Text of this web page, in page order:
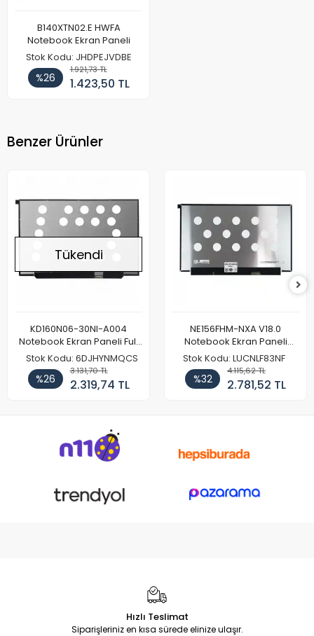
B140XTN02.E HWFA
Notebook Ekran Paneli
Stok Kodu: JHDPEJVDBE
%26
1.921,73 TL
1.423,50 TL
Benzer Ürünler
Tükendi
KD160N06-30NI-A004
Notebook Ekran Paneli Full
HD
Stok Kodu: 6DJHYNMQCS
%26
3.131,70 TL
2.319,74 TL
NE156FHM-NXA V18.0
Notebook Ekran Paneli
144Hz
Stok Kodu: LUCNLF83NF
%32
4.115,62 TL
2.781,52 TL
Hızlı Teslimat
Siparişleriniz en kısa sürede elinize ulaşır.